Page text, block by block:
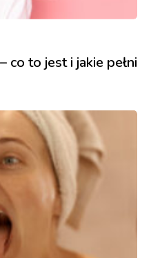
co to jest i jakie pełni